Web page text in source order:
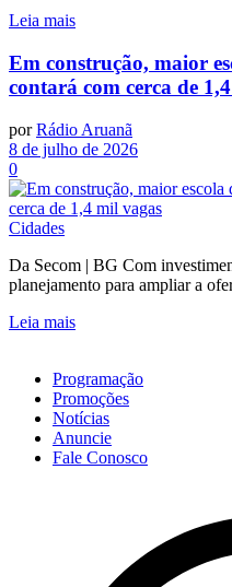
Leia mais
Em construção, maior
contará com cerca de
por Rádio Aruanã
8 de julho de 2026
0
Cidades
Da Secom | BG Com
planejamento para ampliar a
Leia mais
Programação
Promoções
Notícias
Anuncie
Fale Conosco